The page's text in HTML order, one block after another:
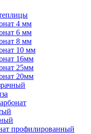
4 мм
6 мм
8 мм
10 мм
16мм
25мм
20мм
профилированный